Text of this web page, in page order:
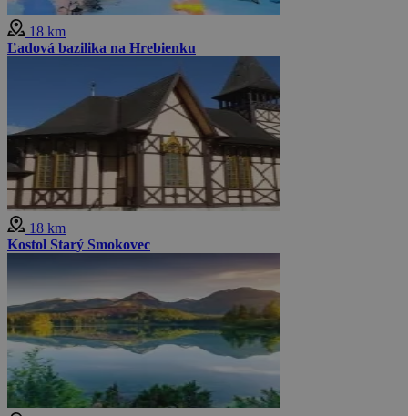
18 km
Ľadová bazilika na Hrebienku
18 km
Kostol Starý Smokovec